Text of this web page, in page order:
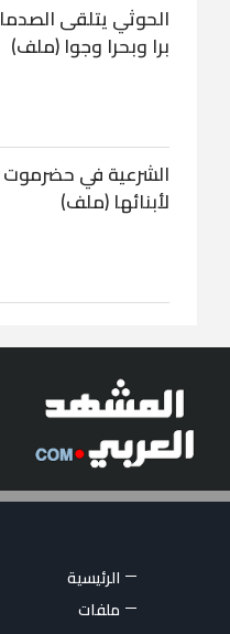
الحوثي يتلقى
برا وبحرا وجوا (ملف)
الشرعية في حضرموت
لأبنائها (ملف)
الرئيسية
ملفات